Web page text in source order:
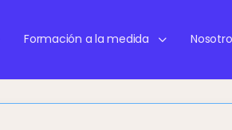
Formación a la medida